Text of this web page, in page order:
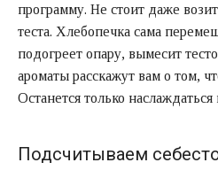
программу. Не стоит даже
теста. Хлебопечка сама
подогреет опару, вымесит
ароматы расскажут вам о том,
Останется только
Подсчитываем